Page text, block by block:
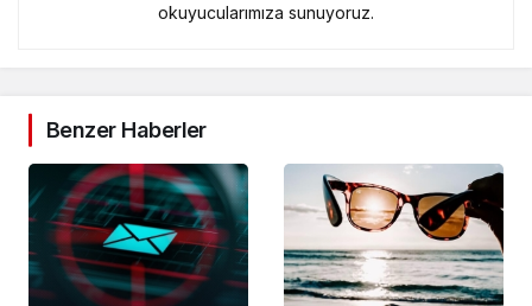
okuyucularımıza sunuyoruz.
Benzer Haberler